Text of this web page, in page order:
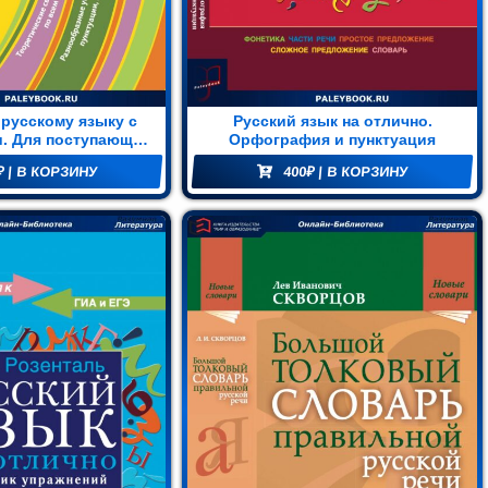
языку с
Для поступающих
вузы
| В КОРЗИНУ
Русский язык на отлично.
Орфография и пунктуация
400₽ | В КОРЗИНУ